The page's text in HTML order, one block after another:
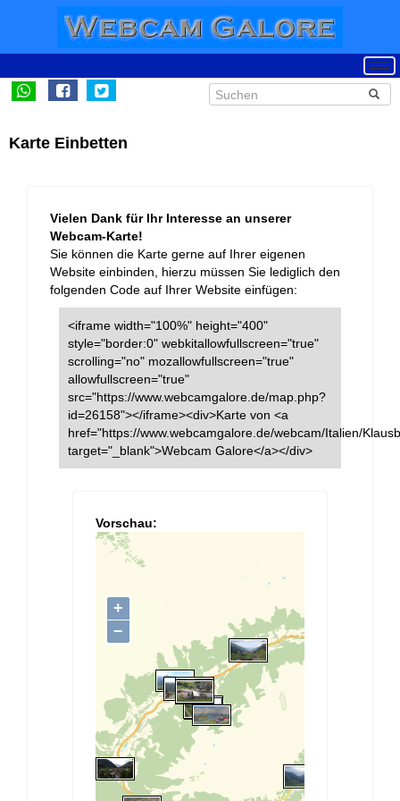
Karte Einbetten
Vielen Dank für Ihr Interesse an unserer
Webcam-Karte!
Sie können die Karte gerne auf Ihrer eigenen
Website einbinden, hierzu müssen Sie lediglich den
folgenden Code auf Ihrer Website einfügen:
<iframe width="100%" height="400"
style="border:0" webkitallowfullscreen="true"
scrolling="no" mozallowfullscreen="true"
allowfullscreen="true"
src="https://www.webcamgalore.de/map.php?
id=26158"></iframe><div>Karte von <a
href="https://www.webcamgalore.de/webcam/Italien/
target="_blank">Webcam Galore</a></div>
Vorschau: